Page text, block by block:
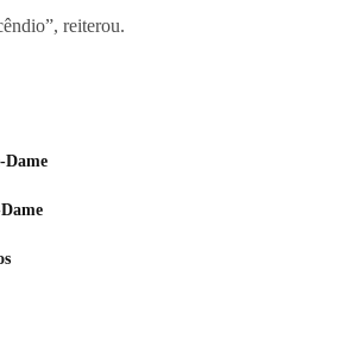
reiterou.
Dame